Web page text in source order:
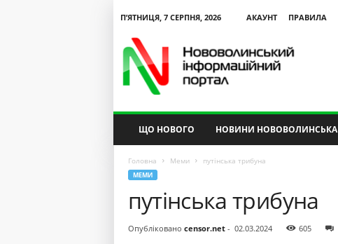
П’ЯТНИЦЯ, 7 СЕРПНЯ, 2026 АКАУНТ ПРАВИЛА
ЩО НОВОГО НОВИНИ НОВОВОЛИНСЬКА
Головна Меми путінська трибуна
МЕМИ
путінська трибуна
Опубліковано censor.net- 02.03.2024 605